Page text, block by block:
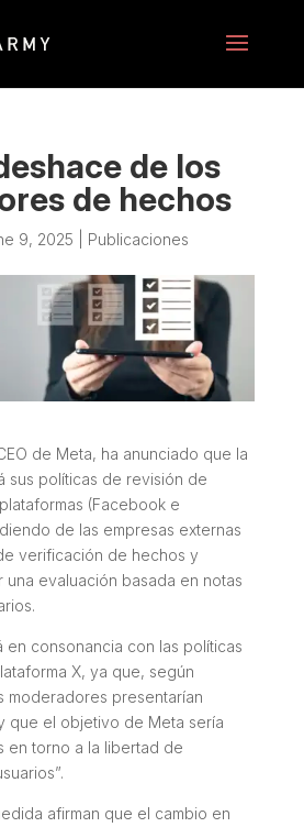
de los
de hechos
9, 2025 Publicaciones
de Meta, ha anunciado que la
sus políticas de revisión de
(Facebook e
de las empresas externas
verificación de hechos y
una evaluación basada en notas
en consonancia con las políticas
X, ya que, según
moderadores presentarían
que el objetivo de Meta sería
en torno a la libertad de
afirman que el cambio en